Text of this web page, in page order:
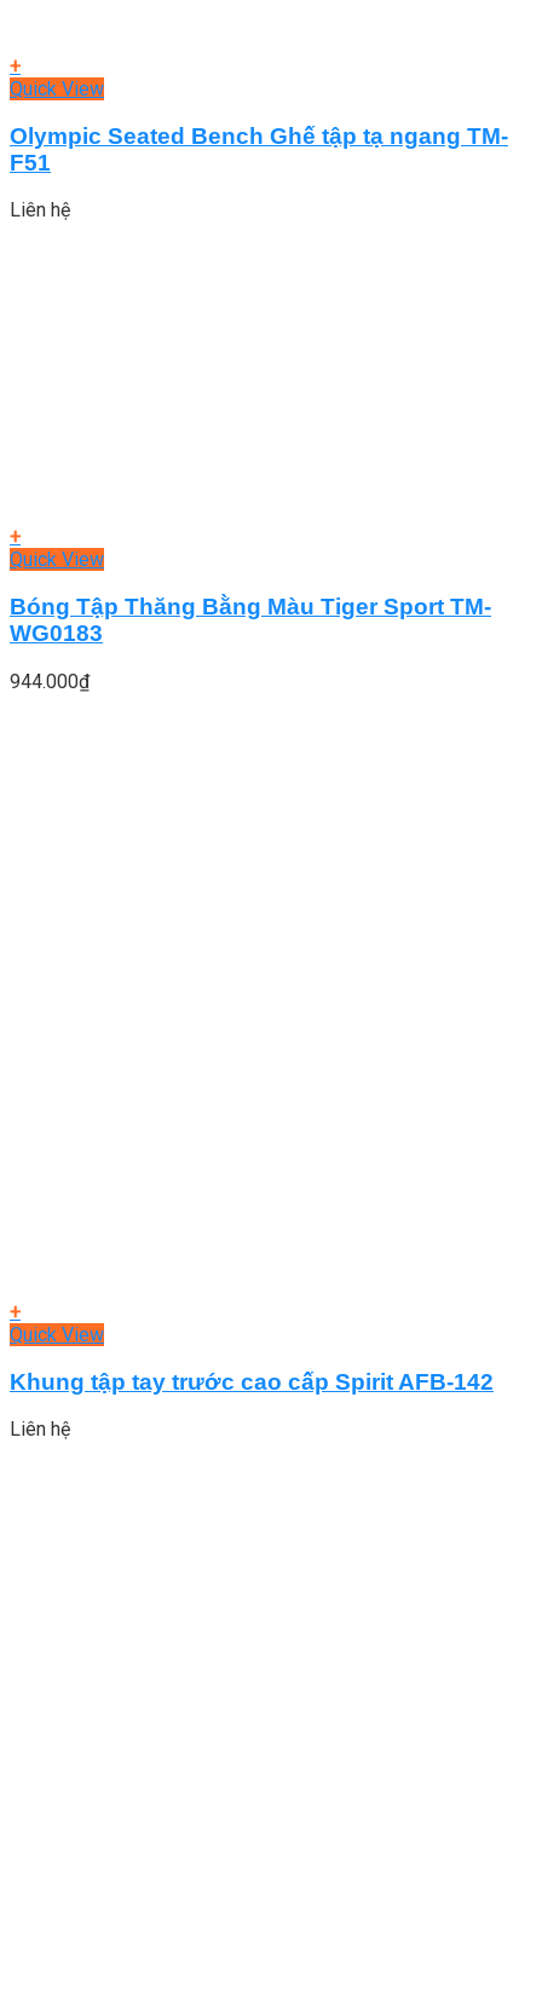
+
Quick View
Olympic Seated Bench Ghế tập tạ ngang TM-
F51
Liên hệ
+
Quick View
Bóng Tập Thăng Bằng Màu Tiger Sport TM-
WG0183
944.000₫
+
Quick View
Khung tập tay trước cao cấp Spirit AFB-142
Liên hệ